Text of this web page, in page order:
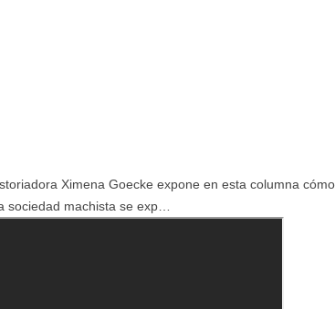
Ximena Goecke expone en esta columna
sociedad machista se exp…